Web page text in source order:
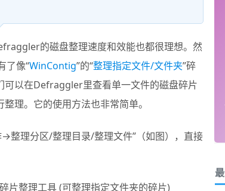
的磁盘整理速度和效能也都很理想。然
了像“WinContig”的“整理指定文件/文件夹”碎
可以在Defraggler里查看单一文件的磁盘碎片
理。它的使用方法也非常简单。
整理分区/整理目录/整理文件”（如图），直接